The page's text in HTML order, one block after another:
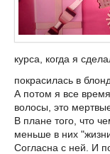
курса, когда я
покрасилась в
А потом я все
волосы, это
В плане того, что
меньше в них
Согласна с ней. И